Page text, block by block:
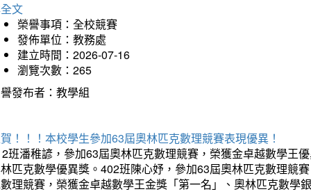
文
榮譽事項：全校競賽
發佈單位：教務處
建立時間：2026-07-16
瀏覽次數：265
發布者：教學組
！！！本校學生參加63屆奧林匹克數理競賽表現優異！
班潘稚諺，參加63屆奧林匹克數理競賽，榮獲金卓越數學王
匹克數學優異獎。402班陳心妤，參加63屆奧林匹克數理競
理競賽，榮獲金卓越數學王金獎「第一名」、奧林匹克數學